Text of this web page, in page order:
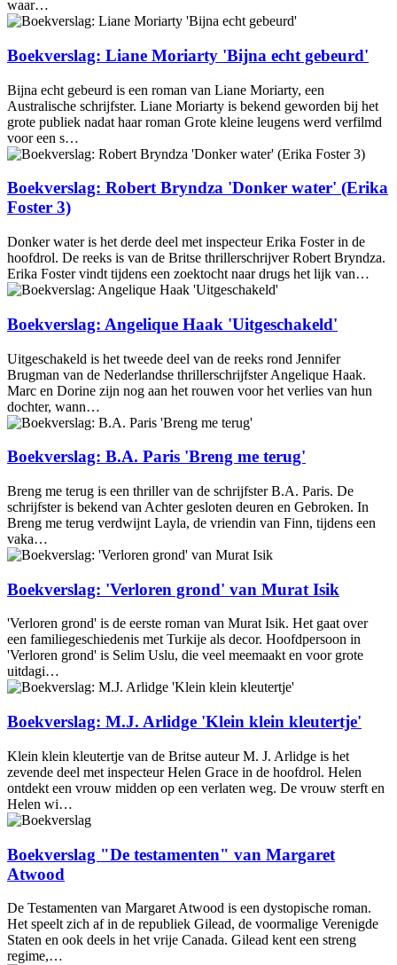
waar…
Boekverslag: Liane Moriarty 'Bijna echt gebeurd'
Bijna echt gebeurd is een roman van Liane Moriarty, een
Australische schrijfster. Liane Moriarty is bekend geworden bij het
grote publiek nadat haar roman Grote kleine leugens werd verfilmd
voor een s…
Boekverslag: Robert Bryndza 'Donker water' (Erika
Foster 3)
Donker water is het derde deel met inspecteur Erika Foster in de
hoofdrol. De reeks is van de Britse thrillerschrijver Robert Bryndza.
Erika Foster vindt tijdens een zoektocht naar drugs het lijk van…
Boekverslag: Angelique Haak 'Uitgeschakeld'
Uitgeschakeld is het tweede deel van de reeks rond Jennifer
Brugman van de Nederlandse thrillerschrijfster Angelique Haak.
Marc en Dorine zijn nog aan het rouwen voor het verlies van hun
dochter, wann…
Boekverslag: B.A. Paris 'Breng me terug'
Breng me terug is een thriller van de schrijfster B.A. Paris. De
schrijfster is bekend van Achter gesloten deuren en Gebroken. In
Breng me terug verdwijnt Layla, de vriendin van Finn, tijdens een
vaka…
Boekverslag: 'Verloren grond' van Murat Isik
'Verloren grond' is de eerste roman van Murat Isik. Het gaat over
een familiegeschiedenis met Turkije als decor. Hoofdpersoon in
'Verloren grond' is Selim Uslu, die veel meemaakt en voor grote
uitdagi…
Boekverslag: M.J. Arlidge 'Klein klein kleutertje'
Klein klein kleutertje van de Britse auteur M. J. Arlidge is het
zevende deel met inspecteur Helen Grace in de hoofdrol. Helen
ontdekt een vrouw midden op een verlaten weg. De vrouw sterft en
Helen wi…
Boekverslag "De testamenten" van Margaret
Atwood
De Testamenten van Margaret Atwood is een dystopische roman.
Het speelt zich af in de republiek Gilead, de voormalige Verenigde
Staten en ook deels in het vrije Canada. Gilead kent een streng
regime,…